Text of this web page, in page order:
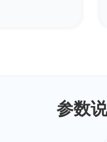
参数